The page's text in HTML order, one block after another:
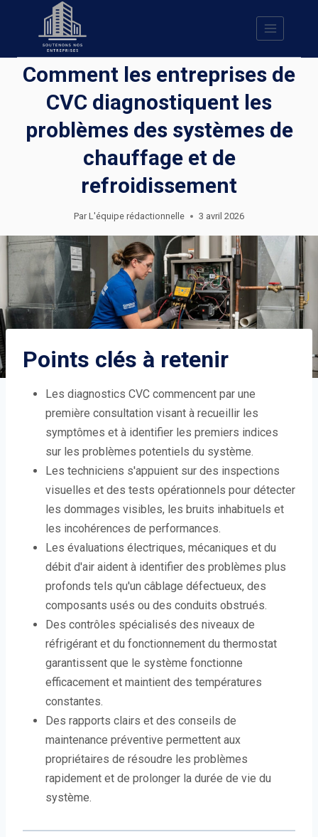
Comment les entreprises de
CVC diagnostiquent les
problèmes des systèmes de
chauffage et de
refroidissement
Par L'équipe rédactionnelle 3 avril 2026
Points clés à retenir
Les diagnostics CVC commencent par une
première consultation visant à recueillir les
symptômes et à identifier les premiers indices
sur les problèmes potentiels du système.
Les techniciens s'appuient sur des inspections
visuelles et des tests opérationnels pour détecter
les dommages visibles, les bruits inhabituels et
les incohérences de performances.
Les évaluations électriques, mécaniques et du
débit d'air aident à identifier des problèmes plus
profonds tels qu'un câblage défectueux, des
composants usés ou des conduits obstrués.
Des contrôles spécialisés des niveaux de
réfrigérant et du fonctionnement du thermostat
garantissent que le système fonctionne
efficacement et maintient des températures
constantes.
Des rapports clairs et des conseils de
maintenance préventive permettent aux
propriétaires de résoudre les problèmes
rapidement et de prolonger la durée de vie du
système.